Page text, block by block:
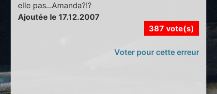
elle pas...Amanda?!?
Ajoutée le 17.12.2007
387 vote(s)
Voter pour cette erreur